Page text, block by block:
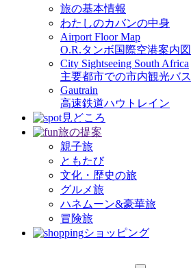
旅の基本情報
わたしのカバンの中身
Airport Floor Map
O.R.タンボ国際空港案内図
City Sightseeing South Africa
主要都市での市内観光バス
Gautrain
高速鉄道ハウトレイン
見どころ
旅の提案
親子旅
ともたび
文化・歴史の旅
グルメ旅
ハネムーン&豪華旅
冒険旅
ショッピング